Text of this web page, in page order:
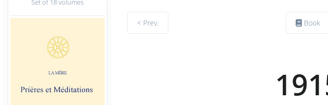
Set of 18 volumes
< Prev. Book